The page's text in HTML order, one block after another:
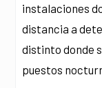
instalaciones
distancia a
distinto donde
puestos